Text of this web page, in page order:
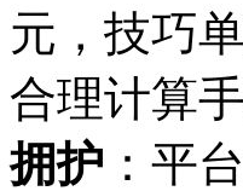
元，技巧
合理计算
拥护 ：平